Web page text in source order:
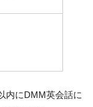
内にDMM英会話に